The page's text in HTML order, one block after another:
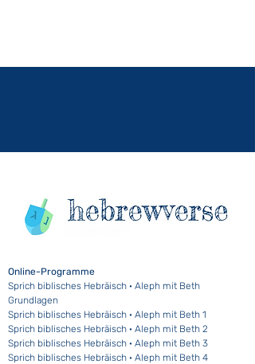
Online-Programme
Sprich biblisches Hebräisch · Aleph mit Beth
Grundlagen
Sprich biblisches Hebräisch · Aleph mit Beth 1
Sprich biblisches Hebräisch · Aleph mit Beth 2
Sprich biblisches Hebräisch · Aleph mit Beth 3
Sprich biblisches Hebräisch · Aleph mit Beth 4